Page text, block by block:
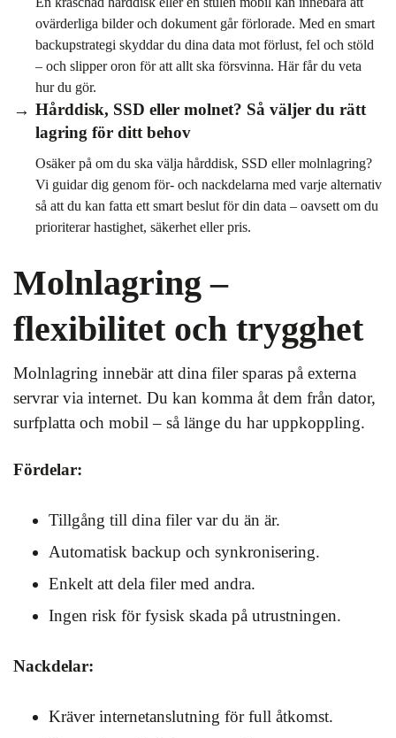
ovärderliga bilder och dokument går förlorade. Med en smart
backupstrategi skyddar du dina data mot förlust, fel och stöld
– och slipper oron för att allt ska försvinna. Här får du veta
hur du gör.
Hårddisk, SSD eller molnet? Så väljer du rätt
lagring för ditt behov
Osäker på om du ska välja hårddisk, SSD eller molnlagring?
Vi guidar dig genom för- och nackdelarna med varje alternativ
så att du kan fatta ett smart beslut för din data – oavsett om du
prioriterar hastighet, säkerhet eller pris.
Molnlagring –
flexibilitet och trygghet
Molnlagring innebär att dina filer sparas på externa
servrar via internet. Du kan komma åt dem från dator,
surfplatta och mobil – så länge du har uppkoppling.
Fördelar:
Tillgång till dina filer var du än är.
Automatisk backup och synkronisering.
Enkelt att dela filer med andra.
Ingen risk för fysisk skada på utrustningen.
Nackdelar:
Kräver internetanslutning för full åtkomst.